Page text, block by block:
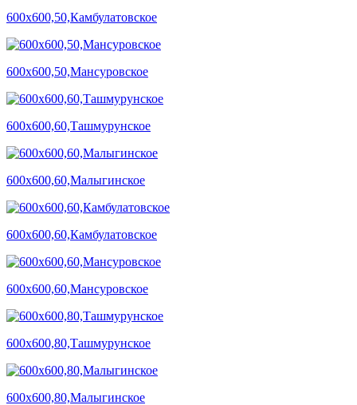
600х600,50,Камбулатовское
600х600,50,Мансуровское
600х600,60,Ташмурунское
600х600,60,Малыгинское
600х600,60,Камбулатовское
600х600,60,Мансуровское
600х600,80,Ташмурунское
600х600,80,Малыгинское